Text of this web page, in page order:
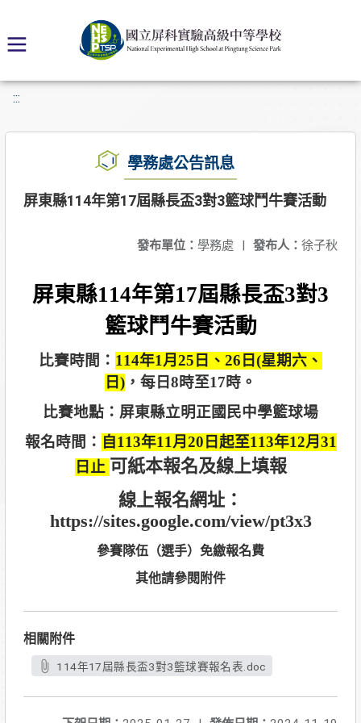
:::
學務處公告訊息
屏東縣114年第17屆縣長盃3對3籃球鬥牛賽活動
發布人： 徐子秋
發布單位： 學務處 |
屏東縣114年第17屆縣長盃3對3
籃球鬥牛賽活動
比賽時間： 114年1月25日、26日(星期六、
日) ，每日8時至17時。
比賽地點：屏東縣立明正國民中學籃球場
報名時間： 自113年11月20日起至113年12月31
日止 可紙本報名及線上填報
線上報名網址：
https://sites.google.com/view/pt3x3
參賽隊伍（選手）免繳報名費
其他請參閱附件
相關附件
114年17屆縣長盃3對3籃球賽報名表.doc